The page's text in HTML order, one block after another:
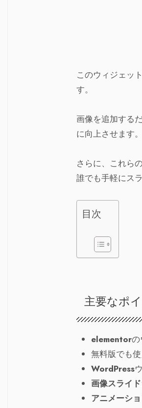
このウィジェッ
す。
画像を追加する
に向上させます。
さらに、これら
誰でも手軽にス
目次
主要なポ
elementor
無料版でも
WordPress
画像スライ
アニメーシ